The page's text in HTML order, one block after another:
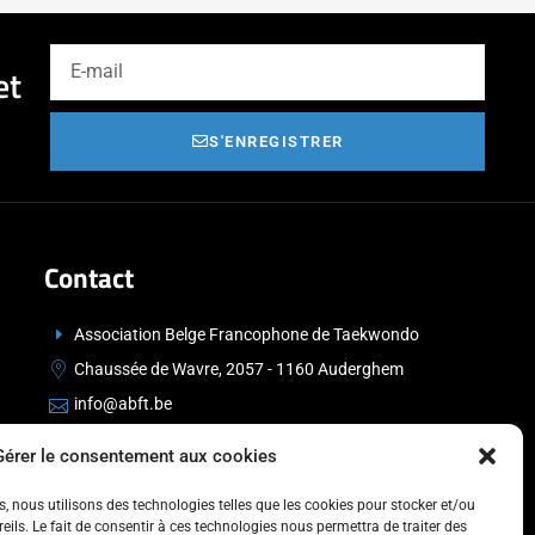
le consentement aux cookies
nous utilisons des technologies telles que les cookies pour stocker et/ou
Le fait de consentir à ces technologies nous permettra de traiter des
S'ENREGISTRER
Contact
Association Belge Francophone de Taekwondo
Chaussée de Wavre, 2057 - 1160 Auderghem
info@abft.be